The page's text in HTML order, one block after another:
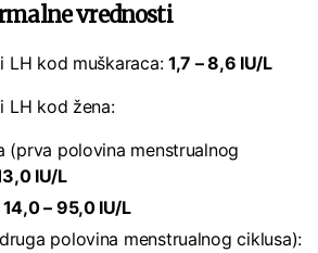
vrednosti
LH kod muškaraca:1,7 – 8,6 IU/L
LH kod žena:
(prva polovina menstrualnog
IU/L
14,0 – 95,0 IU/L
polovina menstrualnog ciklusa):